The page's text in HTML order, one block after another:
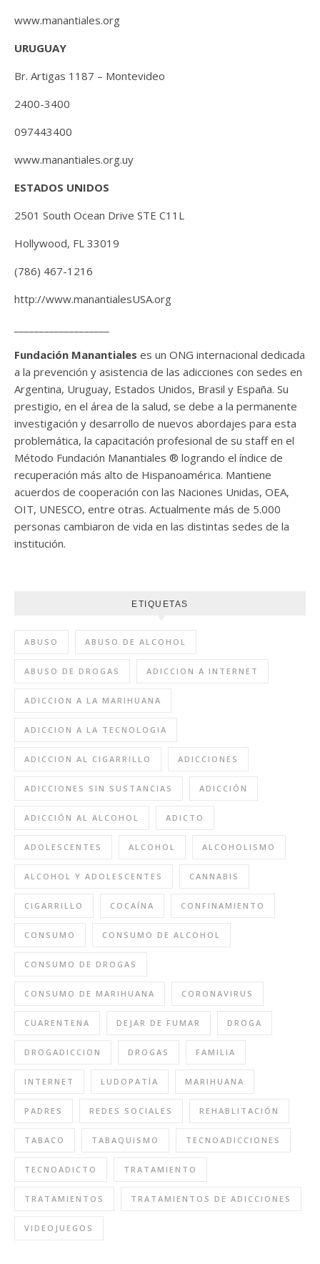
www.manantiales.org
URUGUAY
Br. Artigas 1187 – Montevideo
2400-3400
097443400
www.manantiales.org.uy
ESTADOS UNIDOS
2501 South Ocean Drive STE C11L
Hollywood, FL 33019
(786) 467-1216
http://www.manantialesUSA.org
Fundación Manantiales es un ONG internacional dedicada
a la prevención y asistencia de las adicciones con sedes en
Argentina, Uruguay, Estados Unidos, Brasil y España. Su
prestigio, en el área de la salud, se debe a la permanente
investigación y desarrollo de nuevos abordajes para esta
problemática, la capacitación profesional de su staff en el
Método Fundación Manantiales ® logrando el índice de
recuperación más alto de Hispanoamérica. Mantiene
acuerdos de cooperación con las Naciones Unidas, OEA,
OIT, UNESCO, entre otras. Actualmente más de 5.000
personas cambiaron de vida en las distintas sedes de la
institución.
ETIQUETAS
ABUSO ABUSO DE ALCOHOL
ABUSO DE DROGAS ADICCION A INTERNET
ADICCION A LA MARIHUANA
ADICCION A LA TECNOLOGIA
ADICCION AL CIGARRILLO ADICCIONES
ADICCIONES SIN SUSTANCIAS ADICCIÓN
ADICCIÓN AL ALCOHOL ADICTO
ADOLESCENTES ALCOHOL ALCOHOLISMO
ALCOHOL Y ADOLESCENTES CANNABIS
CIGARRILLO COCAÍNA CONFINAMIENTO
CONSUMO CONSUMO DE ALCOHOL
CONSUMO DE DROGAS
CONSUMO DE MARIHUANA CORONAVIRUS
CUARENTENA DEJAR DE FUMAR DROGA
DROGADICCION DROGAS FAMILIA
INTERNET LUDOPATÍA MARIHUANA
PADRES REDES SOCIALES REHABLITACIÓN
TABACO TABAQUISMO TECNOADICCIONES
TECNOADICTO TRATAMIENTO
TRATAMIENTOS TRATAMIENTOS DE ADICCIONES
VIDEOJUEGOS